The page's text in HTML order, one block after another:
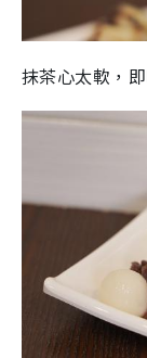
抹茶心太軟，